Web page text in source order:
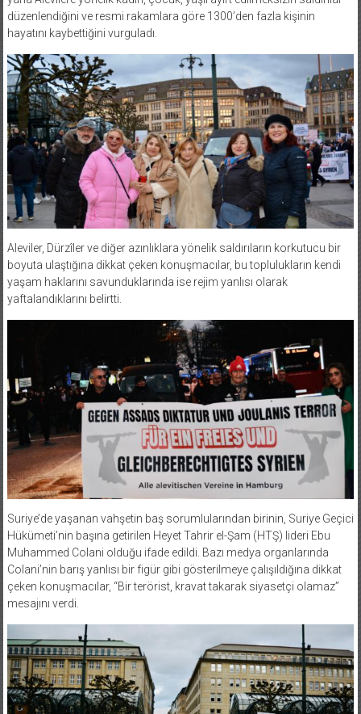
düzenlendiğini ve resmi rakamlara göre 1300’den fazla kişinin
hayatını kaybettiğini vurguladı.
boyuta ulaştığına dikkat çeken konuşmacılar, bu toplulukların kendi
yaşam haklarını savunduklarında ise rejim yanlısı olarak
yaftalandıklarını belirtti.
Hükümeti’nin başına getirilen Heyet Tahrir el-Şam (HTŞ) lideri Ebu
Muhammed Colani olduğu ifade edildi. Bazı medya organlarında
Colani’nin barış yanlısı bir figür gibi gösterilmeye çalışıldığına dikkat
çeken konuşmacılar, “Bir terörist, kravat takarak siyasetçi olamaz”
mesajını verdi.